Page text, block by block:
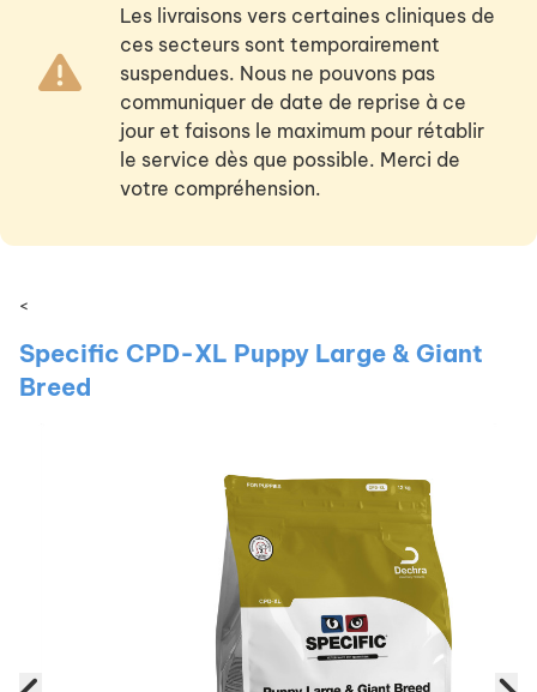
Les livraisons vers certaines cliniques de
ces secteurs sont temporairement
suspendues. Nous ne pouvons pas
communiquer de date de reprise à ce
jour et faisons le maximum pour rétablir
le service dès que possible. Merci de
votre compréhension.
<
Specific CPD-XL Puppy Large & Giant
Breed